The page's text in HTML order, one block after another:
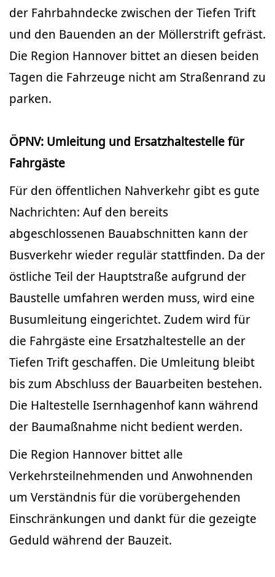
der Fahrbahndecke zwischen der Tiefen Trift
und den Bauenden an der Möllerstrift gefräst.
Die Region Hannover bittet an diesen beiden
Tagen die Fahrzeuge nicht am Straßenrand zu
parken.
ÖPNV: Umleitung und Ersatzhaltestelle für
Fahrgäste
Für den öffentlichen Nahverkehr gibt es gute
Nachrichten: Auf den bereits
abgeschlossenen Bauabschnitten kann der
Busverkehr wieder regulär stattfinden. Da der
östliche Teil der Hauptstraße aufgrund der
Baustelle umfahren werden muss, wird eine
Busumleitung eingerichtet. Zudem wird für
die Fahrgäste eine Ersatzhaltestelle an der
Tiefen Trift geschaffen. Die Umleitung bleibt
bis zum Abschluss der Bauarbeiten bestehen.
Die Haltestelle Isernhagenhof kann während
der Baumaßnahme nicht bedient werden.
Die Region Hannover bittet alle
Verkehrsteilnehmenden und Anwohnenden
um Verständnis für die vorübergehenden
Einschränkungen und dankt für die gezeigte
Geduld während der Bauzeit.